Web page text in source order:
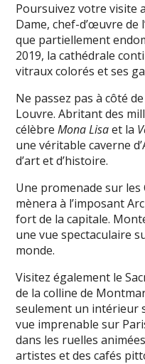
Poursuivez votre visite
Dame, chef-d’œuvre de
que partiellement
2019, la cathédrale
vitraux colorés et ses
Ne passez pas à côté
Louvre. Abritant des
célèbreMona Lisaet la
une véritable caverne
d’art et d’histoire.
Une promenade sur les
mènera à l’imposant
fort de la capitale.
une vue spectaculaire
monde.
Visitez également le
de la colline de
seulement un intérieur
vue imprenable sur
dans les ruelles
artistes et des cafés